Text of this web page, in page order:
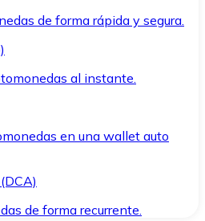
de forma rápida y segura.
al instante.
en una wallet auto
de forma recurrente.